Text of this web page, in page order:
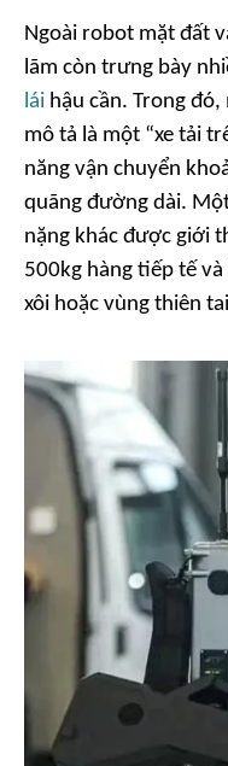
Ngoài robot mặt đất
lãm còn trưng bày
lái hậu cần. Trong
mô tả là một “xe tải
năng vận chuyển
quãng đường dài.
nặng khác được giới
500kg hàng tiếp tế
xôi hoặc vùng thiên